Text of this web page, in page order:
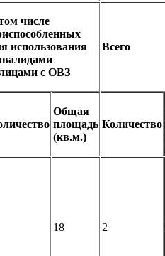
числе
использования
с ОВЗ
Всего
Общая
площадь
(кв.м.)
Количество
18 2